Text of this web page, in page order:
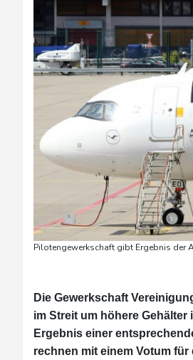
Pilotengewerkschaft gibt Ergebnis der
Die Gewerkschaft
im Streit um höhere
Ergebnis einer
rechnen mit einem Votum